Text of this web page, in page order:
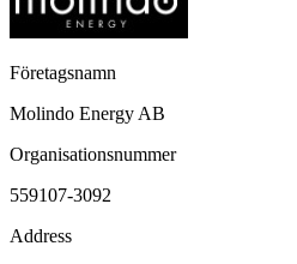
Företagsnamn
Molindo Energy AB
Organisationsnummer
559107-3092
Address